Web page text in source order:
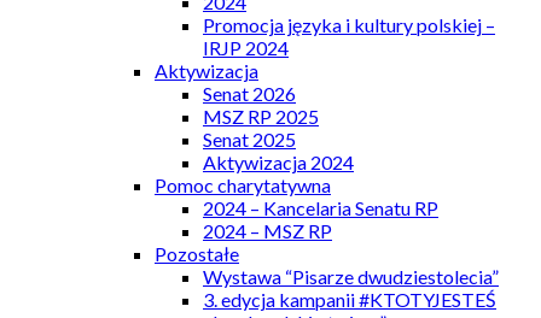
Promocja języka i kultury polskiej –
IRJP 2024
Aktywizacja
Senat 2026
MSZ RP 2025
Senat 2025
Aktywizacja 2024
Pomoc charytatywna
2024 – Kancelaria Senatu RP
2024 – MSZ RP
Pozostałe
Wystawa “Pisarze dwudziestolecia”
3. edycja kampanii #KTOTYJESTEŚ